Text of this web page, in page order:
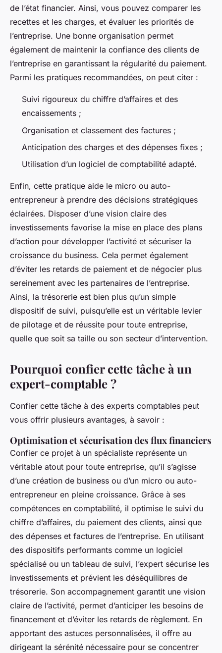
de l’état financier. Ainsi, vous pouvez comparer les
recettes et les charges, et évaluer les priorités de
l’entreprise. Une bonne organisation permet
également de maintenir la confiance des clients de
l’entreprise en garantissant la régularité du paiement.
Parmi les pratiques recommandées, on peut citer :
Suivi rigoureux du chiffre d’affaires et des
encaissements ;
Organisation et classement des factures ;
Anticipation des charges et des dépenses fixes ;
Utilisation d’un logiciel de comptabilité adapté.
Enfin, cette pratique aide le micro ou auto-
entrepreneur à prendre des décisions stratégiques
éclairées. Disposer d’une vision claire des
investissements favorise la mise en place des plans
d’action pour développer l’activité et sécuriser la
croissance du business. Cela permet également
d’éviter les retards de paiement et de négocier plus
sereinement avec les partenaires de l’entreprise.
Ainsi, la trésorerie est bien plus qu’un simple
dispositif de suivi, puisqu’elle est un véritable levier
de pilotage et de réussite pour toute entreprise,
quelle que soit sa taille ou son secteur d’intervention.
Pourquoi confier cette tâche à un
expert-comptable ?
Confier cette tâche à des experts comptables peut
vous offrir plusieurs avantages, à savoir :
Optimisation et sécurisation des flux financiers
Confier ce projet à un spécialiste représente un
véritable atout pour toute entreprise, qu’il s’agisse
d’une création de business ou d’un micro ou auto-
entrepreneur en pleine croissance. Grâce à ses
compétences en comptabilité, il optimise le suivi du
chiffre d’affaires, du paiement des clients, ainsi que
des dépenses et factures de l’entreprise. En utilisant
des dispositifs performants comme un logiciel
spécialisé ou un tableau de suivi, l’expert sécurise les
investissements et prévient les déséquilibres de
trésorerie. Son accompagnement garantit une vision
claire de l’activité, permet d’anticiper les besoins de
financement et d’éviter les retards de règlement. En
apportant des astuces personnalisées, il offre au
dirigeant la sérénité nécessaire pour se concentrer